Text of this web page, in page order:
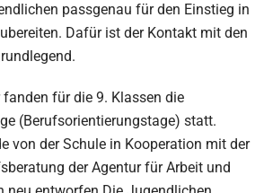
passgenau für den Einstieg in
Dafür ist der Kontakt mit den
für die 9. Klassen die
(Berufsorientierungstage) statt.
von der Schule in Kooperation mit der
der Agentur für Arbeit und